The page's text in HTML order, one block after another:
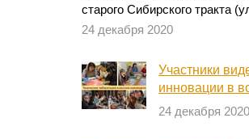
старого Сибирского тракта
24 декабря 2020
Участники
инновации в
24 декабря